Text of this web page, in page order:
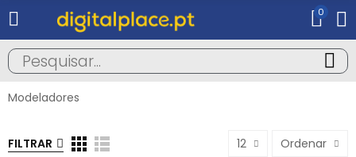
0
Modeladores
FILTRAR 12 Ordenar